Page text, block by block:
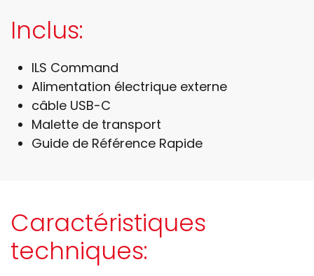
Inclus:
ILS Command
Alimentation électrique externe
câble USB-C
Malette de transport
Guide de Référence Rapide
Caractéristiques
techniques: